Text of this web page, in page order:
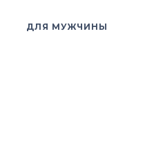
ДЛЯ МУЖЧИНЫ